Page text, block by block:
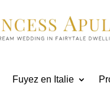
Fuyez en Italie